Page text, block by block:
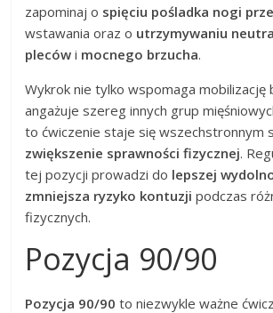
zapominaj o spięciu pośladka nogi
wstawania oraz o utrzymywaniu
pleców i mocnego brzucha.
Wykrok nie tylko wspomaga mobilizację
angażuje szereg innych grup
to ćwiczenie staje się wszechstronnym
zwiększenie sprawności fizycznej.
tej pozycji prowadzi do lepszej
zmniejsza ryzyko kontuzji podczas
fizycznych.
Pozycja 90/90
Pozycja 90/90 to niezwykle ważne